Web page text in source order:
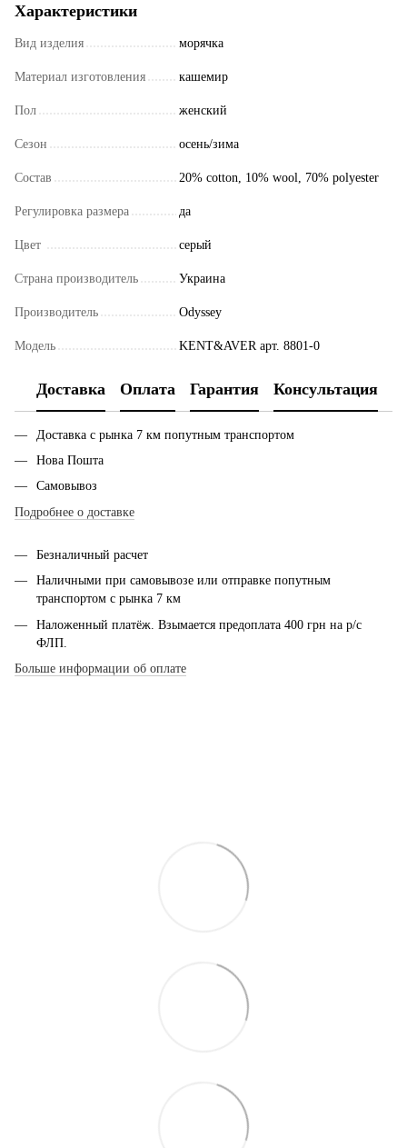
Характеристики
Вид изделия морячка
Материал изготовления кашемир
Пол женский
Сезон осень/зима
Состав 20% cotton, 10% wool, 70% polyester
Регулировка размера да
Цвет серый
Страна производитель Украина
Производитель Odyssey
Модель KENT&AVER арт. 8801-0
Доставка Оплата Гарантия Консультация
Доставка с рынка 7 км попутным транспортом
Нова Пошта
Самовывоз
Подробнее о доставке
Безналичный расчет
Наличными при самовывозе или отправке попутным
транспортом с рынка 7 км
Наложенный платёж. Взымается предоплата 400 грн на р/с
ФЛП.
Больше информации об оплате